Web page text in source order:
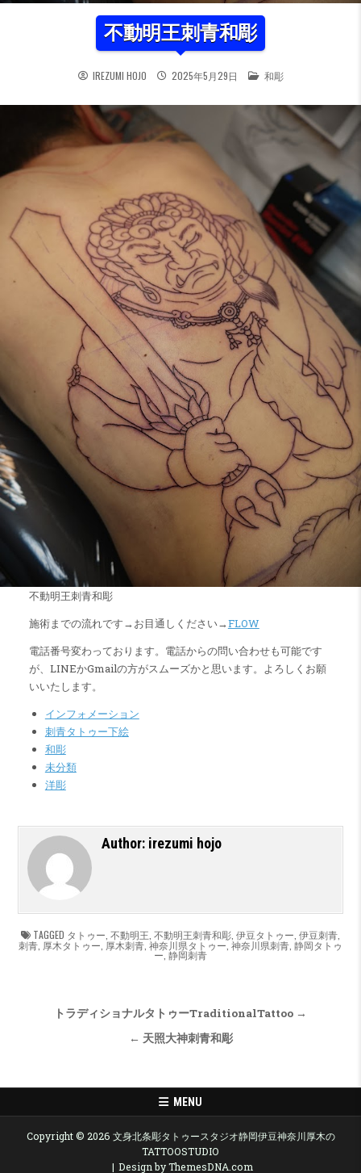
不動明王刺青和彫
IREZUMI HOJO 2025年5月29日 POSTED IN
和彫
不動明王刺青和彫
施術までの流れです→お目通しください→FLOW
電話番号変わっております。電話からの問い合わせも可能です
が、LINEかGmailの方がスムーズかと思います。よろしくお願
いいたします。
インフォメーション
刺青タトゥー下絵
和彫
未分類
洋彫
Author: irezumi hojo
TAGGED タトゥー 不動明王 不動明王刺青和彫 伊豆タトゥー 伊豆刺青
刺青 厚木タトゥー 厚木刺青 神奈川県タトゥー,神奈川県刺青 静岡タトゥ
ー,静岡刺青
投稿ナビゲーション
トラディショナルタトゥーTraditionalTattoo →
← 天照大神刺青和彫
MENU
Copyright © 2026 文身北条彫タトゥースタジオ静岡伊豆神奈川厚木の
TATTOOSTUDIO
Design by ThemesDNA.com